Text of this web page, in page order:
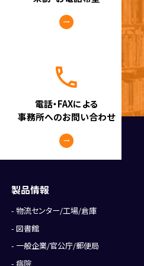
電話・FAXによる
事務所へのお問い合わせ
製品情報
物流センター/工場/倉庫
図書館
一般企業/官公庁/郵便局
病院